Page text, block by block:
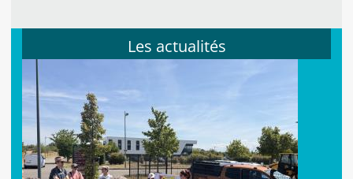
Les actualités